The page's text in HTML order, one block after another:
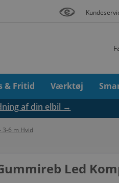
& Fritid Værktøj
af din elbil →
3-6 m Hvid
Led